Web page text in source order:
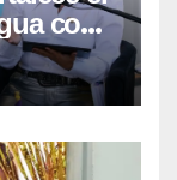
con
La